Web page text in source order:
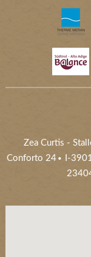
Zea Curtis -
Conforto 24
I-